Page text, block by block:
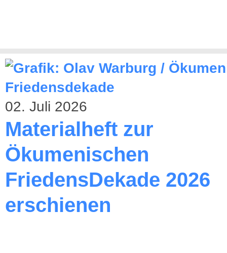
02. Juli 2026
Materialheft zur
Ökumenischen
FriedensDekade 2026
erschienen